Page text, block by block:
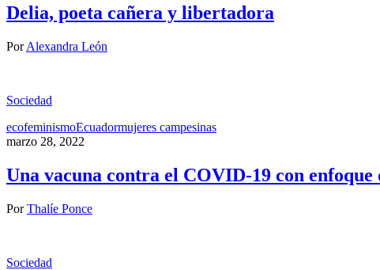
Delia, poeta cañera y libertadora
PorAlexandra León
Sociedad
ecofeminismoEcuadormujeres campesinas
marzo 28, 2022
Una vacuna contra el COVID-19 con
PorThalíe Ponce
Sociedad